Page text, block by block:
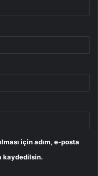
için adım, e-posta
kaydedilsin.